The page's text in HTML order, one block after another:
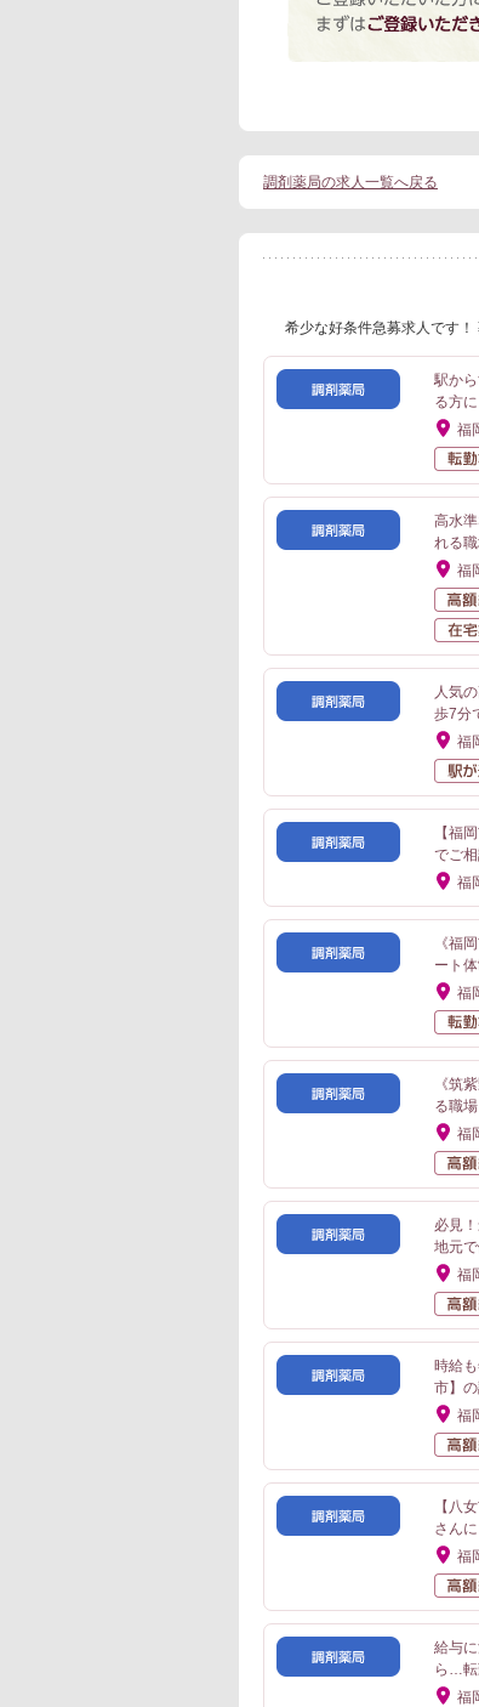
調剤薬局の求人一覧へ戻る
希少な好条件急募求人です！
駅か
る方
福
高水
れる
福
人気
歩7分
福
【福
でご相
福
《福
ート
福
《筑
る職場
福
必見
地元
福
時給
市】
福
【八
さんに
福
給与
ら…転
福